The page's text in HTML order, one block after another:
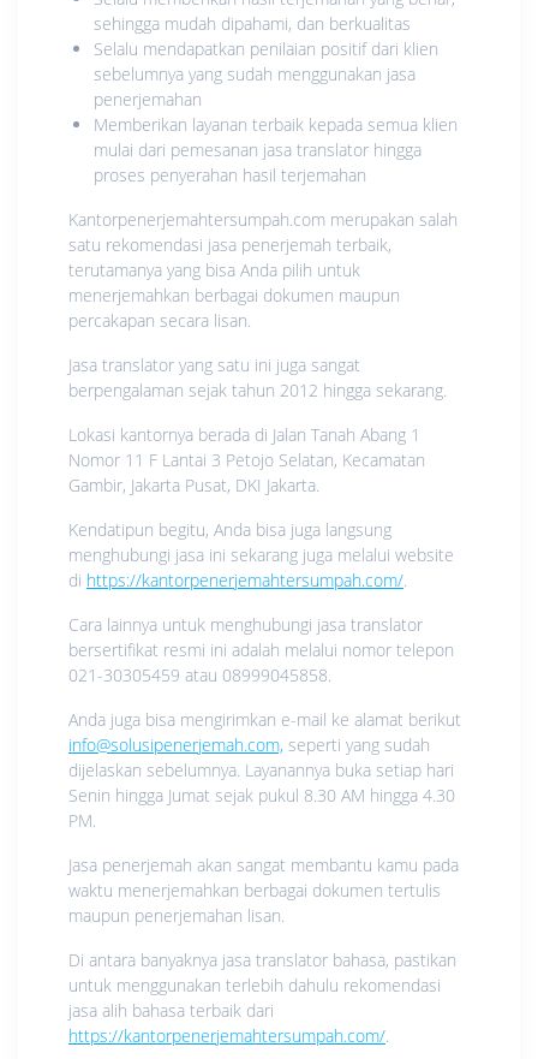
sehingga mudah dipahami, dan berkualitas
Selalu mendapatkan penilaian positif dari klien
sebelumnya yang sudah menggunakan jasa
penerjemahan
Memberikan layanan terbaik kepada semua klien
mulai dari pemesanan jasa translator hingga
proses penyerahan hasil terjemahan
Kantorpenerjemahtersumpah.com merupakan salah
satu rekomendasi jasa penerjemah terbaik,
terutamanya yang bisa Anda pilih untuk
menerjemahkan berbagai dokumen maupun
percakapan secara lisan.
Jasa translator yang satu ini juga sangat
berpengalaman sejak tahun 2012 hingga sekarang.
Lokasi kantornya berada di Jalan Tanah Abang 1
Nomor 11 F Lantai 3 Petojo Selatan, Kecamatan
Gambir, Jakarta Pusat, DKI Jakarta.
Kendatipun begitu, Anda bisa juga langsung
menghubungi jasa ini sekarang juga melalui website
di https://kantorpenerjemahtersumpah.com/.
Cara lainnya untuk menghubungi jasa translator
bersertifikat resmi ini adalah melalui nomor telepon
021-30305459 atau 08999045858.
Anda juga bisa mengirimkan e-mail ke alamat berikut
info@solusipenerjemah.com, seperti yang sudah
dijelaskan sebelumnya. Layanannya buka setiap hari
Senin hingga Jumat sejak pukul 8.30 AM hingga 4.30
PM.
Jasa penerjemah akan sangat membantu kamu pada
waktu menerjemahkan berbagai dokumen tertulis
maupun penerjemahan lisan.
Di antara banyaknya jasa translator bahasa, pastikan
untuk menggunakan terlebih dahulu rekomendasi
jasa alih bahasa terbaik dari
https://kantorpenerjemahtersumpah.com/.